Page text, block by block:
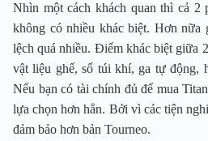
Nhìn một cách khách quan thì cả 2
không có nhiều khác biệt. Hơn nữa
lệch quá nhiều. Điểm khác biệt giữa
vật liệu ghế, số túi khí, ga tự động,
Nếu bạn có tài chính đủ để mua
lựa chọn hơn hẳn. Bởi vì các tiện
đảm bảo hơn bản Tourneo.